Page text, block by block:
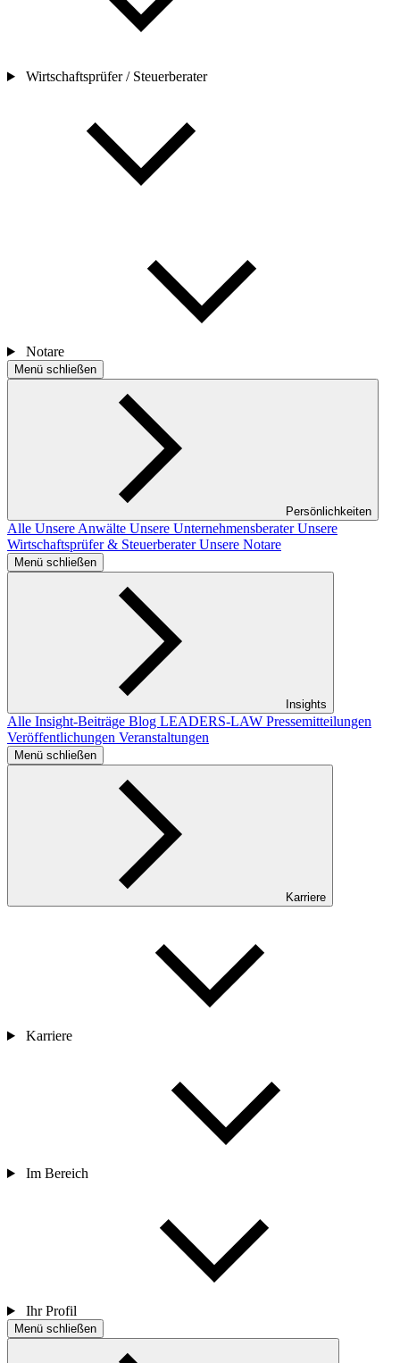
Wirtschaftsprüfer / Steuerberater
Notare
Menü schließen
Persönlichkeiten
Alle Unsere Anwälte Unsere UnternehmensberaterUnsere
Wirtschaftsprüfer & SteuerberaterUnsere Notare
Menü schließen
Insights
Alle Insight-Beiträge Blog LEADERS-LAW Pressemitteilungen
Veröffentlichungen Veranstaltungen
Menü schließen
Karriere
Karriere
Im Bereich
Ihr Profil
Menü schließen